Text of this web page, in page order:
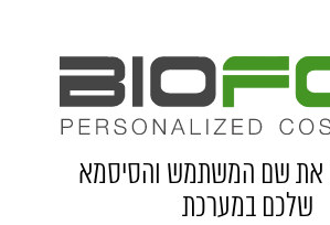
את שם המשתמש והסיסמא
שלכם במערכת